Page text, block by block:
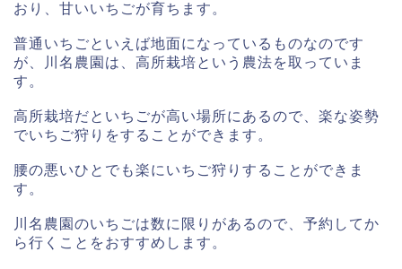
おり、甘いいちごが育ちます。
普通いちごといえば地面になっているものなのです
が、川名農園は、高所栽培という農法を取っていま
す。
高所栽培だといちごが高い場所にあるので、楽な姿勢
でいちご狩りをすることができます。
腰の悪いひとでも楽にいちご狩りすることができま
す。
川名農園のいちごは数に限りがあるので、予約してか
ら行くことをおすすめします。